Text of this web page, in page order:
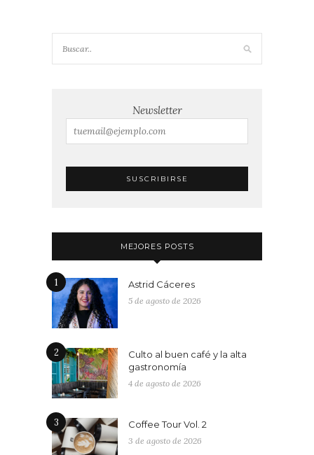
Newsletter
MEJORES POSTS
1 Astrid Cáceres
5 de agosto de 2026
2
Culto al buen café y la alta
gastronomía
4 de agosto de 2026
3 Coffee Tour Vol. 2
3 de agosto de 2026